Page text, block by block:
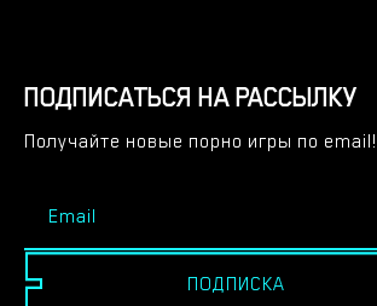
ПОДПИСАТЬСЯ НА РАССЫЛКУ
Получайте новые порно игры по email!
ПОДПИСКА